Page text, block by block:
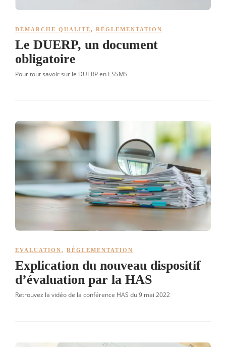
DÉMARCHE QUALITÉ, RÈGLEMENTATION
Le DUERP, un document
obligatoire
Pour tout savoir sur le DUERP en ESSMS
EVALUATION, RÈGLEMENTATION
Explication du nouveau dispositif
d’évaluation par la HAS
Retrouvez la vidéo de la conférence HAS du 9 mai 2022